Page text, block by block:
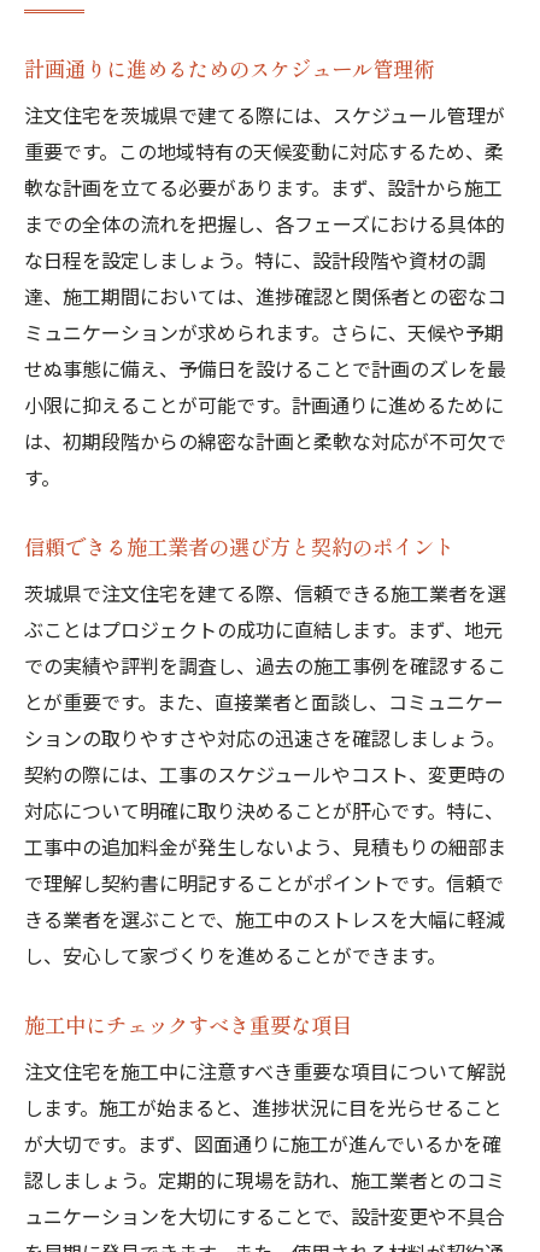
計画通りに進めるためのスケジュール管理術
注文住宅を茨城県で建てる際には、スケジュール管理が
重要です。この地域特有の天候変動に対応するため、柔
軟な計画を立てる必要があります。まず、設計から施工
までの全体の流れを把握し、各フェーズにおける具体的
な日程を設定しましょう。特に、設計段階や資材の調
達、施工期間においては、進捗確認と関係者との密なコ
ミュニケーションが求められます。さらに、天候や予期
せぬ事態に備え、予備日を設けることで計画のズレを最
小限に抑えることが可能です。計画通りに進めるために
は、初期段階からの綿密な計画と柔軟な対応が不可欠で
す。
信頼できる施工業者の選び方と契約のポイント
茨城県で注文住宅を建てる際、信頼できる施工業者を選
ぶことはプロジェクトの成功に直結します。まず、地元
での実績や評判を調査し、過去の施工事例を確認するこ
とが重要です。また、直接業者と面談し、コミュニケー
ションの取りやすさや対応の迅速さを確認しましょう。
契約の際には、工事のスケジュールやコスト、変更時の
対応について明確に取り決めることが肝心です。特に、
工事中の追加料金が発生しないよう、見積もりの細部ま
で理解し契約書に明記することがポイントです。信頼で
きる業者を選ぶことで、施工中のストレスを大幅に軽減
し、安心して家づくりを進めることができます。
施工中にチェックすべき重要な項目
注文住宅を施工中に注意すべき重要な項目について解説
します。施工が始まると、進捗状況に目を光らせること
が大切です。まず、図面通りに施工が進んでいるかを確
認しましょう。定期的に現場を訪れ、施工業者とのコミ
ュニケーションを大切にすることで、設計変更や不具合